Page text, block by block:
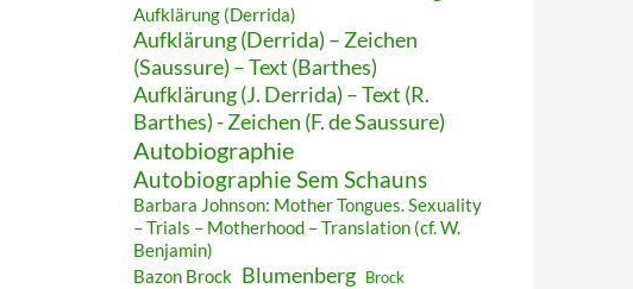
Aufklärung (Derrida)
Aufklärung (Derrida) – Zeichen
(Saussure) – Text (Barthes)
Aufklärung (J. Derrida) – Text (R.
Barthes) - Zeichen (F. de Saussure)
Autobiographie
Autobiographie Sem Schauns
Barbara Johnson: Mother Tongues. Sexuality
– Trials – Motherhood – Translation (cf. W.
Benjamin)
Bazon Brock Blumenberg Brock